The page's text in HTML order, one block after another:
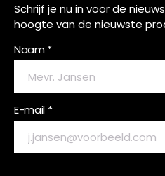
Schrijf je nu in voor de
hoogte van de nieuwste
Naam *
E-mail *